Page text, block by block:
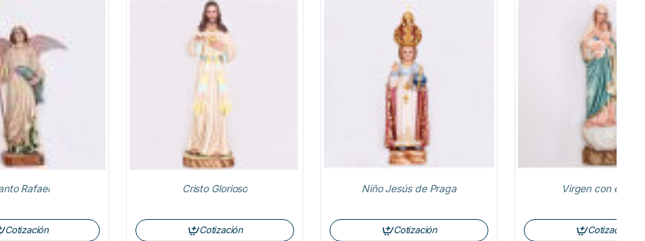
Rafael
Cotización
Cristo Glorioso
Cotización
Niño Jesús de Praga
Cotización
Virgen con el Niño
Cotización